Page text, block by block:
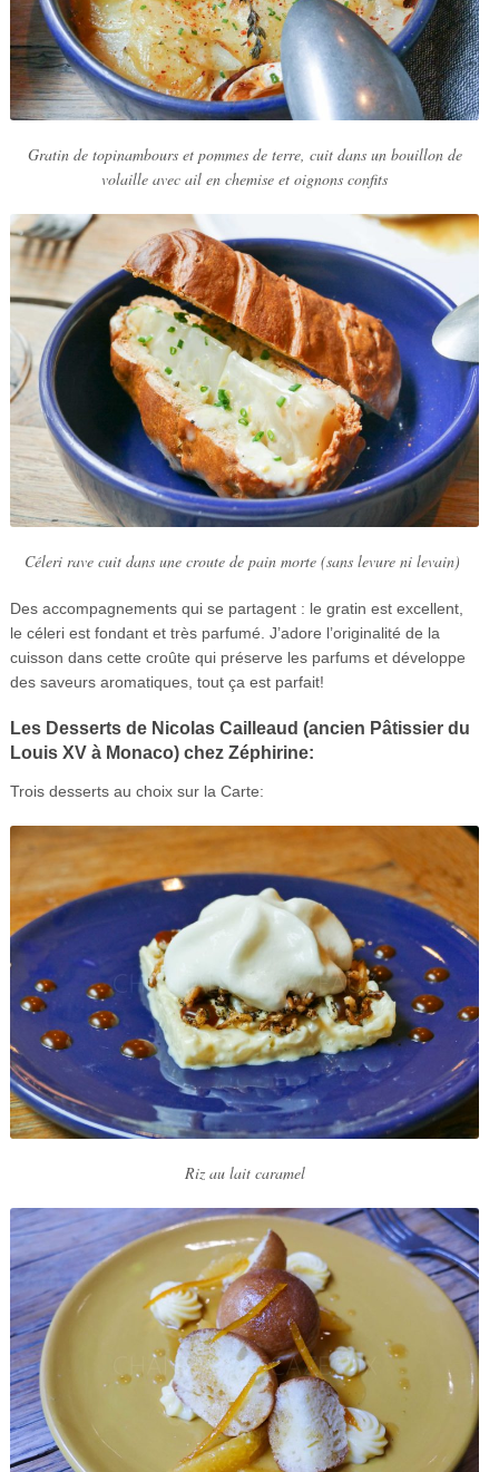
Gratin de topinambours et pommes de terre, cuit dans un bouillon de
volaille avec ail en chemise et oignons confits
Céleri rave cuit dans une croute de pain morte (sans levure ni levain)
Des accompagnements qui se partagent : le gratin est excellent,
le céleri est fondant et très parfumé. J’adore l’originalité de la
cuisson dans cette croûte qui préserve les parfums et développe
des saveurs aromatiques, tout ça est parfait!
Les Desserts de Nicolas Cailleaud (ancien Pâtissier du
Louis XV à Monaco) chez Zéphirine:
Trois desserts au choix sur la Carte:
Riz au lait caramel